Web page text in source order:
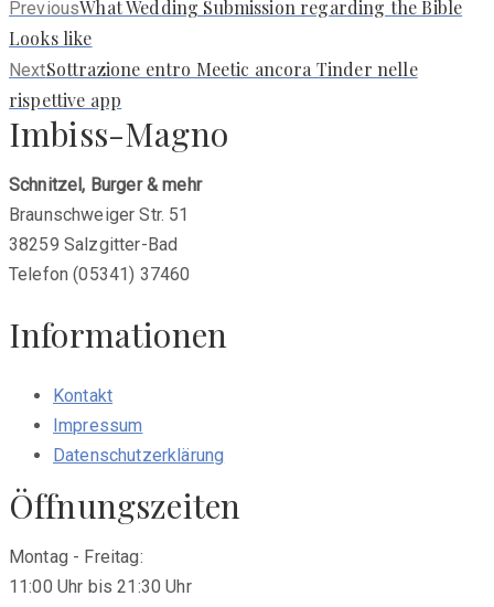
PreviousPrevious
post:
What Wedding Submission regarding the Bible
Looks like
NextNext
post:
Sottrazione entro Meetic ancora Tinder nelle
rispettive app
Imbiss-Magno
Schnitzel, Burger & mehr
Braunschweiger Str. 51
38259 Salzgitter-Bad
Telefon (05341) 37460
Informationen
Kontakt
Impressum
Datenschutzerklärung
Öffnungszeiten
Montag - Freitag:
11:00 Uhr bis 21:30 Uhr